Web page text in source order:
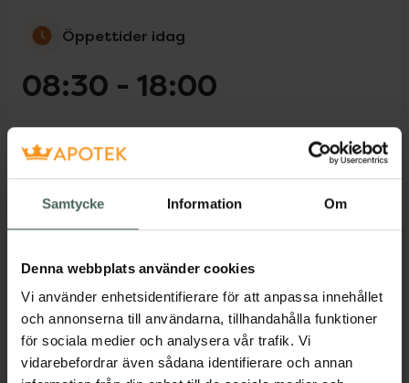
Samtycke Information Om
Denna webbplats använder cookies
Vi använder enhetsidentifierare för att anpassa innehållet
och annonserna till användarna, tillhandahålla funktioner
för sociala medier och analysera vår trafik. Vi
vidarebefordrar även sådana identifierare och annan
Öppettider idag
08:30 - 18:00
Måndag
Onsdag 08:30-18:00
Fredag 08:30-18:00
Lördag Stängt